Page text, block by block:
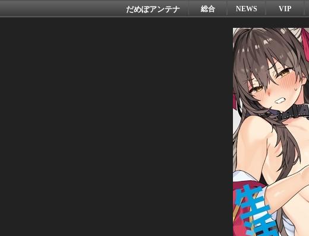
だめぽアンテナ 総合 NEWS VIP